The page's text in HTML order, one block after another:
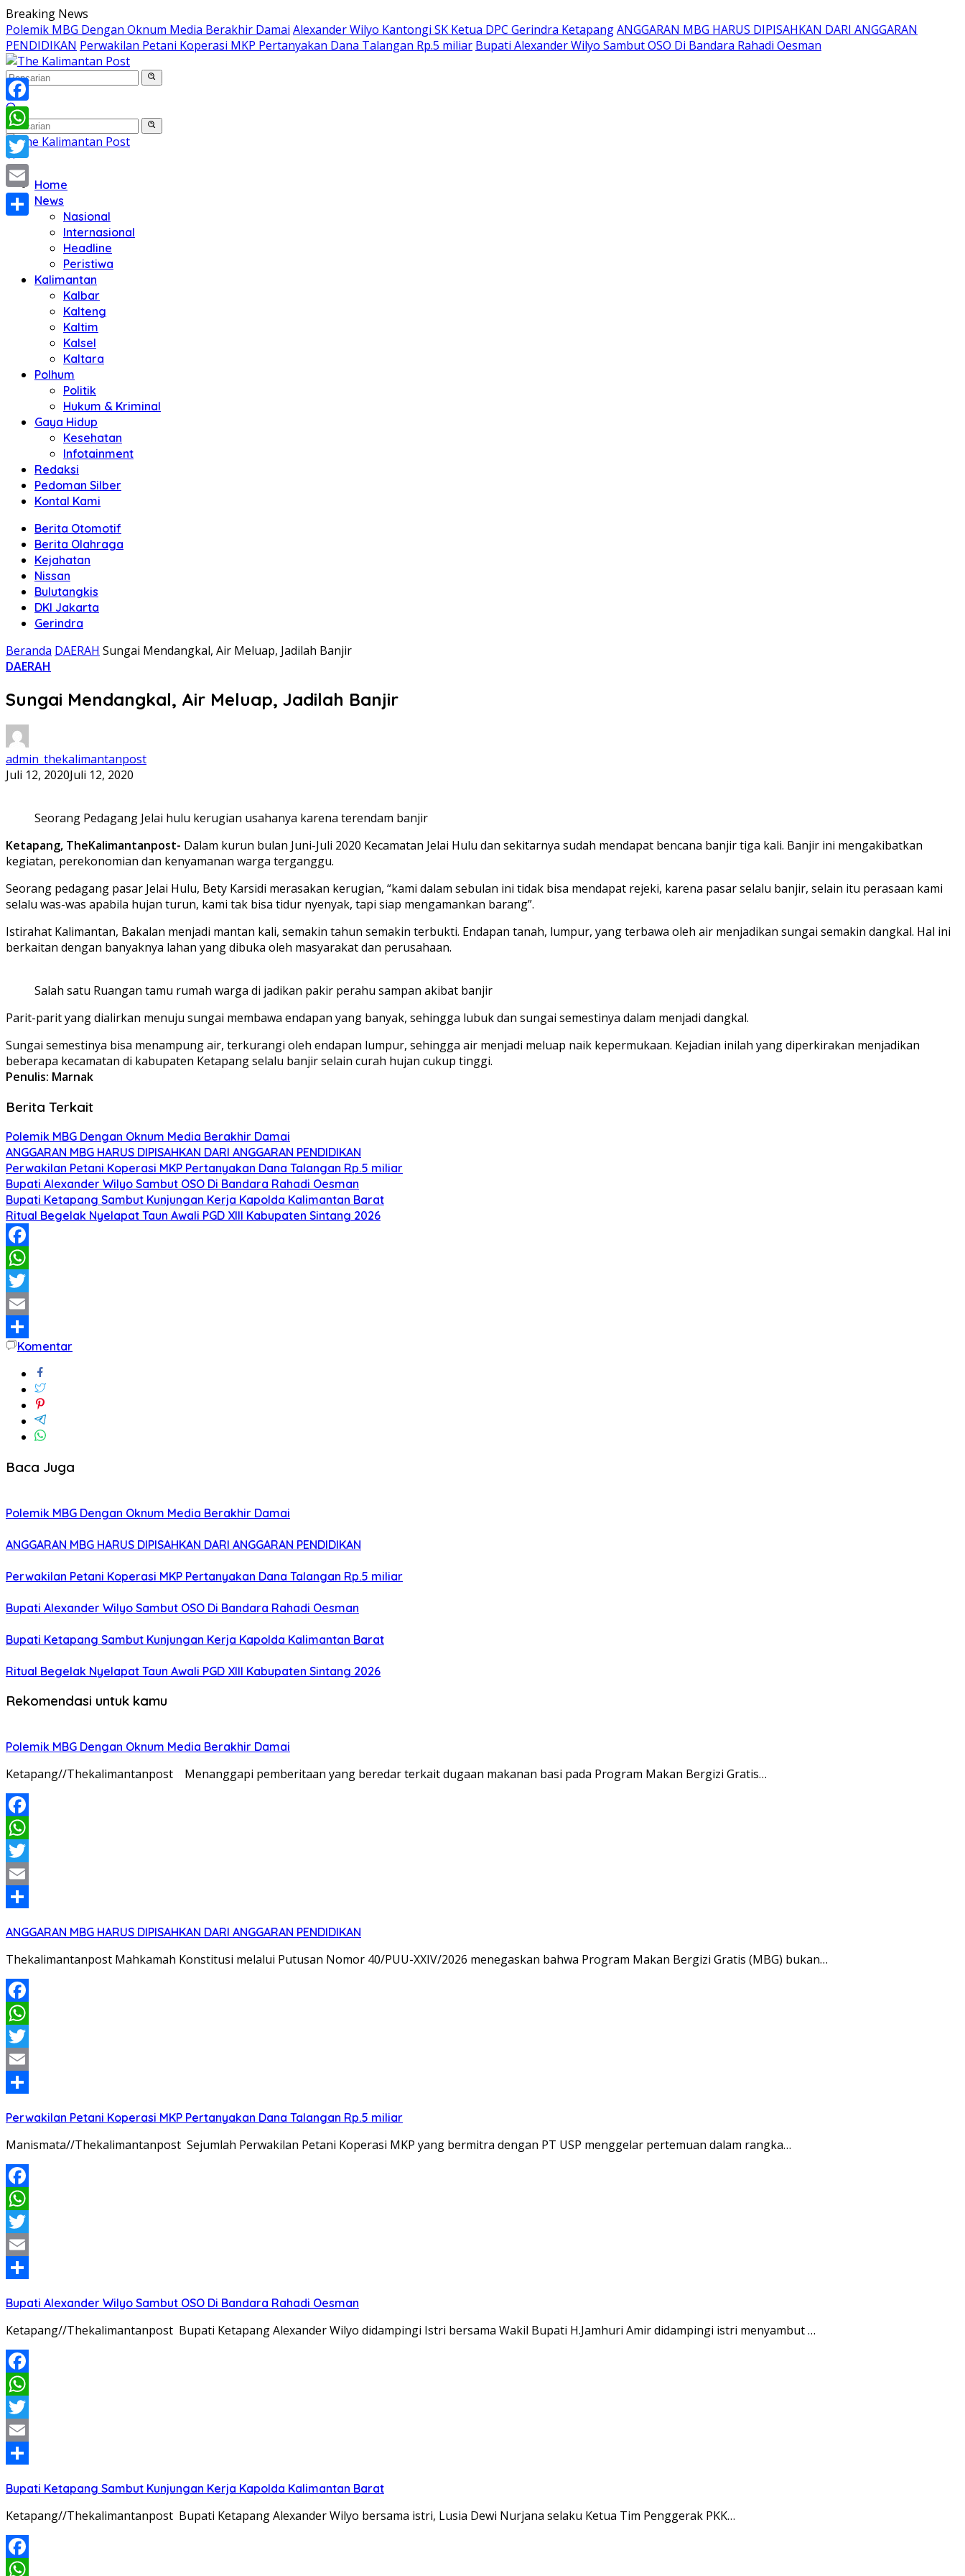
Langsung
ke
konten
Breaking News
Polemik MBG Dengan Oknum Media Berakhir Damai Alexander Wilyo Kantongi SK Ketua DPC Gerindra KetapangANGGARAN MBG HARUS DIPISAHKAN DARI ANGGARAN
PENDIDIKAN Perwakilan Petani Koperasi MKP Pertanyakan Dana Talangan Rp.5 miliar Bupati Alexander Wilyo Sambut OSO Di Bandara Rahadi Oesman
Home
News
Nasional
Internasional
Headline
Peristiwa
Kalimantan
Kalbar
Kalteng
Kaltim
Kalsel
Kaltara
Polhum
Politik
Hukum & Kriminal
Gaya Hidup
Kesehatan
Infotainment
Redaksi
Pedoman Silber
Kontal Kami
Berita Otomotif
Berita Olahraga
Kejahatan
Nissan
Bulutangkis
DKI Jakarta
Gerindra
Beranda DAERAH Sungai Mendangkal, Air Meluap, Jadilah Banjir
DAERAH
Sungai Mendangkal, Air Meluap, Jadilah Banjir
admin_thekalimantanpost
Juli 12, 2020Juli 12, 2020
Seorang Pedagang Jelai hulu kerugian usahanya karena terendam banjir
Ketapang, TheKalimantanpost- Dalam kurun bulan Juni-Juli 2020 Kecamatan Jelai Hulu dan sekitarnya sudah mendapat bencana banjir tiga kali. Banjir ini mengakibatkan
kegiatan, perekonomian dan kenyamanan warga terganggu.
Seorang pedagang pasar Jelai Hulu, Bety Karsidi merasakan kerugian, “kami dalam sebulan ini tidak bisa mendapat rejeki, karena pasar selalu banjir, selain itu perasaan kami
selalu was-was apabila hujan turun, kami tak bisa tidur nyenyak, tapi siap mengamankan barang”.
Istirahat Kalimantan, Bakalan menjadi mantan kali, semakin tahun semakin terbukti. Endapan tanah, lumpur, yang terbawa oleh air menjadikan sungai semakin dangkal. Hal ini
berkaitan dengan banyaknya lahan yang dibuka oleh masyarakat dan perusahaan.
Salah satu Ruangan tamu rumah warga di jadikan pakir perahu sampan akibat banjir
Parit-parit yang dialirkan menuju sungai membawa endapan yang banyak, sehingga lubuk dan sungai semestinya dalam menjadi dangkal.
Sungai semestinya bisa menampung air, terkurangi oleh endapan lumpur, sehingga air menjadi meluap naik kepermukaan. Kejadian inilah yang diperkirakan menjadikan
beberapa kecamatan di kabupaten Ketapang selalu banjir selain curah hujan cukup tinggi.
Penulis: Marnak
Berita Terkait
Polemik MBG Dengan Oknum Media Berakhir Damai
ANGGARAN MBG HARUS DIPISAHKAN DARI ANGGARAN PENDIDIKAN
Perwakilan Petani Koperasi MKP Pertanyakan Dana Talangan Rp.5 miliar
Bupati Alexander Wilyo Sambut OSO Di Bandara Rahadi Oesman
Bupati Ketapang Sambut Kunjungan Kerja Kapolda Kalimantan Barat
Ritual Begelak Nyelapat Taun Awali PGD XIII Kabupaten Sintang 2026
Facebook
WhatsApp
Twitter
Email
Share
Komentar
Baca Juga
Polemik MBG Dengan Oknum Media Berakhir Damai
ANGGARAN MBG HARUS DIPISAHKAN DARI ANGGARAN PENDIDIKAN
Perwakilan Petani Koperasi MKP Pertanyakan Dana Talangan Rp.5 miliar
Bupati Alexander Wilyo Sambut OSO Di Bandara Rahadi Oesman
Bupati Ketapang Sambut Kunjungan Kerja Kapolda Kalimantan Barat
Ritual Begelak Nyelapat Taun Awali PGD XIII Kabupaten Sintang 2026
Rekomendasi untuk kamu
Polemik MBG Dengan Oknum Media Berakhir Damai
Ketapang//Thekalimantanpost Menanggapi pemberitaan yang beredar terkait dugaan makanan basi pada Program Makan Bergizi Gratis…
Facebook
WhatsApp
Twitter
Email
ANGGARAN MBG HARUS DIPISAHKAN DARI ANGGARAN PENDIDIKAN
Thekalimantanpost Mahkamah Konstitusi melalui Putusan Nomor 40/PUU-XXIV/2026 menegaskan bahwa Program Makan Bergizi Gratis (MBG) bukan…
Facebook
WhatsApp
Twitter
Email
Perwakilan Petani Koperasi MKP Pertanyakan Dana Talangan Rp.5 miliar
Manismata//Thekalimantanpost Sejumlah Perwakilan Petani Koperasi MKP yang bermitra dengan PT USP menggelar pertemuan dalam rangka…
Facebook
WhatsApp
Twitter
Email
Bupati Alexander Wilyo Sambut OSO Di Bandara Rahadi Oesman
Ketapang//Thekalimantanpost Bupati Ketapang Alexander Wilyo didampingi Istri bersama Wakil Bupati H.Jamhuri Amir didampingi istri menyambut …
Facebook
WhatsApp
Twitter
Email
Bupati Ketapang Sambut Kunjungan Kerja Kapolda Kalimantan Barat
Ketapang//Thekalimantanpost Bupati Ketapang Alexander Wilyo bersama istri, Lusia Dewi Nurjana selaku Ketua Tim Penggerak PKK…
Facebook
Facebook
WhatsApp
Twitter
Email